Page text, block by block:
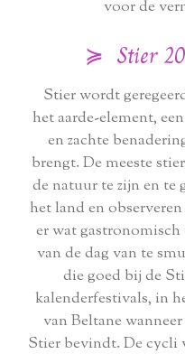
voor de
≽ Stier
Stier wordt
het aarde-element,
en zachte
brengt. De meeste
de natuur te zijn en te
het land en
er wat
van de dag van te
die goed bij de
kalenderfestivals, in
van Beltane
Stier bevindt. De cycli